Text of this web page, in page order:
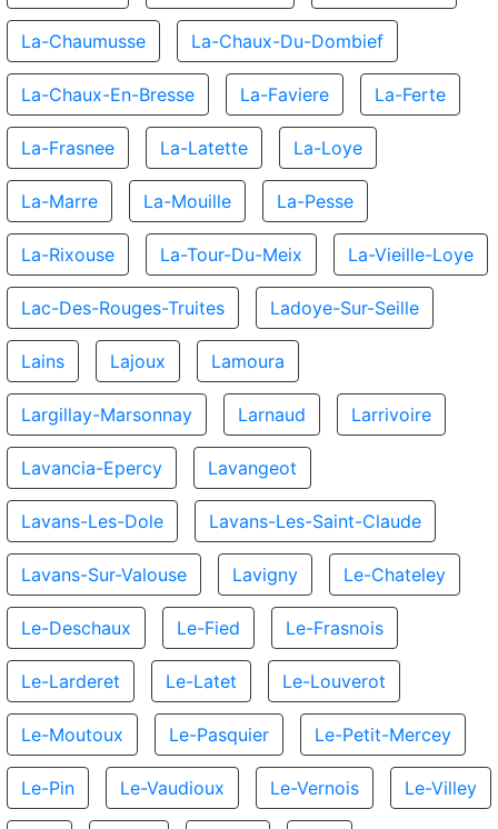
La-Chaumusse La-Chaux-Du-Dombief
La-Chaux-En-Bresse La-Faviere La-Ferte
La-Frasnee La-Latette La-Loye
La-Marre La-Mouille La-Pesse
La-Rixouse La-Tour-Du-Meix La-Vieille-Loye
Lac-Des-Rouges-Truites Ladoye-Sur-Seille
Lains Lajoux Lamoura
Largillay-Marsonnay Larnaud Larrivoire
Lavancia-Epercy Lavangeot
Lavans-Les-Dole Lavans-Les-Saint-Claude
Lavans-Sur-Valouse Lavigny Le-Chateley
Le-Deschaux Le-Fied Le-Frasnois
Le-Larderet Le-Latet Le-Louverot
Le-Moutoux Le-Pasquier Le-Petit-Mercey
Le-Pin Le-Vaudioux Le-Vernois Le-Villey